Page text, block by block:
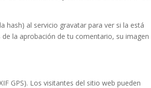
hash) al servicio gravatar para ver si la está
la aprobación de tu comentario, su imagen
GPS). Los visitantes del sitio web pueden